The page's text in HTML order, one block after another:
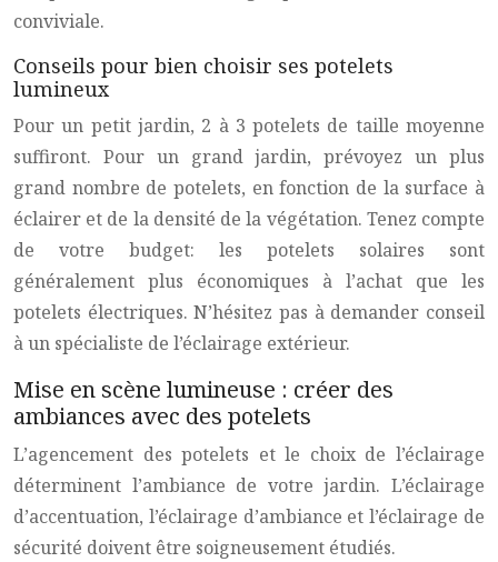
conviviale.
Conseils pour bien choisir ses potelets
lumineux
Pour un petit jardin, 2 à 3 potelets de taille moyenne
suffiront. Pour un grand jardin, prévoyez un plus
grand nombre de potelets, en fonction de la surface à
éclairer et de la densité de la végétation. Tenez compte
de votre budget: les potelets solaires sont
généralement plus économiques à l’achat que les
potelets électriques. N’hésitez pas à demander conseil
à un spécialiste de l’éclairage extérieur.
Mise en scène lumineuse : créer des
ambiances avec des potelets
L’agencement des potelets et le choix de l’éclairage
déterminent l’ambiance de votre jardin. L’éclairage
d’accentuation, l’éclairage d’ambiance et l’éclairage de
sécurité doivent être soigneusement étudiés.